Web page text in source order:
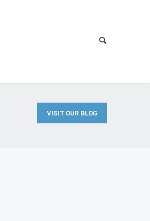
VISIT OUR BLOG